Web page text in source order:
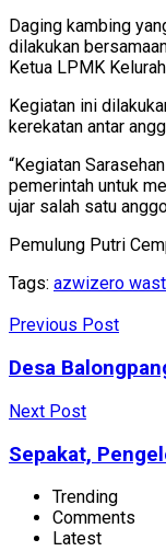
Daging kambing
dilakukan
Ketua LPMK
Kegiatan ini
kerekatan antar
“Kegiatan
pemerintah untuk
ujar salah satu
Pemulung Putri
Tags: azwizero
Previous Post
Desa
Next Post
Sepakat,
Trending
Comments
Latest